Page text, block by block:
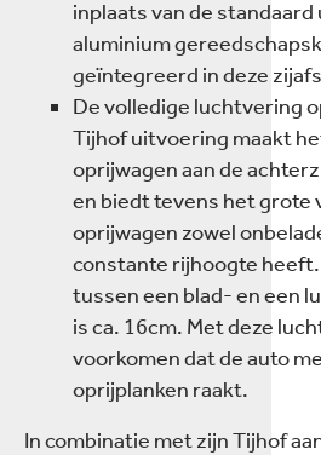
inplaats van de
aluminium
geïntegreerd in deze
De volledige luchtvering
Tijhof uitvoering maakt
oprijwagen aan de
en biedt tevens het grote
oprijwagen zowel
constante rijhoogte
tussen een blad- en een
is ca. 16cm. Met deze
voorkomen dat de auto
oprijplanken raakt.
In combinatie met zijn Tijhof